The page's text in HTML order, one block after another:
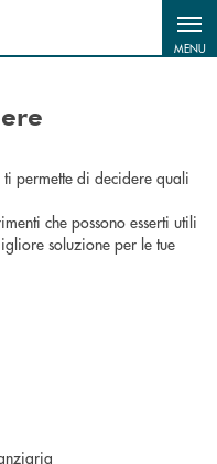
MENU
permette di decidere quali
che possono esserti utili
soluzione per le tue